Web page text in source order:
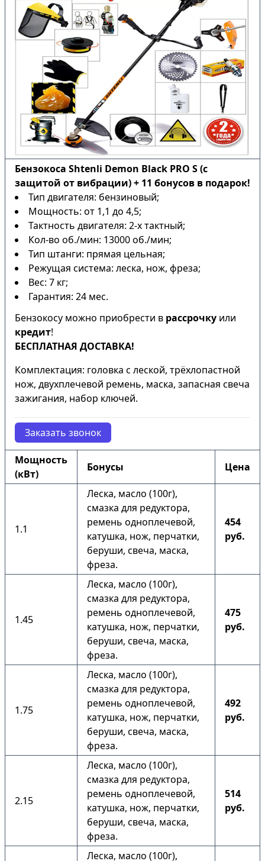
Бензокоса Shtenli Demon Black PRO S (с
защитой от вибрации) + 11 бонусов в подарок!
Тип двигателя: бензиновый;
Мощность: от 1,1 до 4,5;
Тактность двигателя: 2-х тактный;
Кол-во об./мин: 13000 об./мин;
Тип штанги: прямая цельная;
Режущая система: леска, нож, фреза;
Вес: 7 кг;
Гарантия: 24 мес.
Бензокосу можно приобрести в рассрочку или
кредит!
БЕСПЛАТНАЯ ДОСТАВКА!
Комплектация: головка с леской, трёхлопастной
нож, двухплечевой ремень, маска, запасная свеча
зажигания, набор ключей.
Заказать звонок
Мощность
(кВт)
Бонусы Цена
1.1
Леска, масло (100г),
смазка для редуктора,
ремень одноплечевой,
катушка, нож, перчатки,
беруши, свеча, маска,
фреза.
454
руб.
1.45
Леска, масло (100г),
смазка для редуктора,
ремень одноплечевой,
катушка, нож, перчатки,
беруши, свеча, маска,
фреза.
475
руб.
1.75
Леска, масло (100г),
смазка для редуктора,
ремень одноплечевой,
катушка, нож, перчатки,
беруши, свеча, маска,
фреза.
492
руб.
2.15
Леска, масло (100г),
смазка для редуктора,
ремень одноплечевой,
катушка, нож, перчатки,
беруши, свеча, маска,
фреза.
514
руб.
Леска, масло (100г),